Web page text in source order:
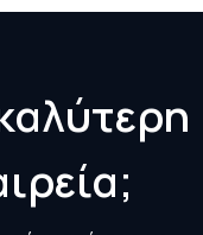
αλύτερη
ιρεία;